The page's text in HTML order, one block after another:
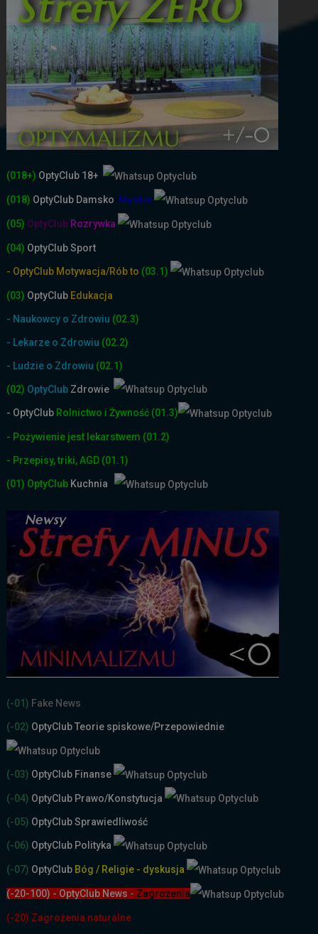
(018+) OptyClub 18+
(018) OptyClub Damsko Męskie
(05) OptyClub Rozrywka
(04) OptyClub Sport
- OptyClub Motywacja/Rób to (03.1)
(03) OptyClub Edukacja
- Naukowcy o Zdrowiu (02.3)
- Lekarze o Zdrowiu (02.2)
- Ludzie o Zdrowiu (02.1)
(02) OptyClub Zdrowie
- OptyClub Rolnictwo i Żywność (01.3)
- Pożywienie jest lekarstwem (01.2)
- Przepisy, triki, AGD (01.1)
(01) OptyClub Kuchnia
(-01) Fake News
(-02) OptyClub Teorie spiskowe/Przepowiednie
(-03) OptyClub Finanse
(-04) OptyClub Prawo/Konstytucja
(-05) OptyClub Sprawiedliwość
(-06) OptyClub Polityka
(-07) OptyClub Bóg / Religie - dyskusja
(-20-100) - OptyClub News - Zagrożenia
(-20) Zagrożenia naturalne